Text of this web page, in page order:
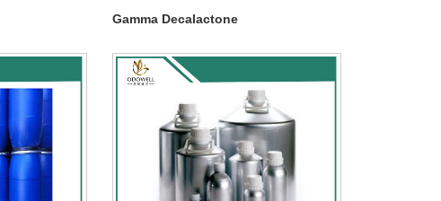
Gamma Decalactone